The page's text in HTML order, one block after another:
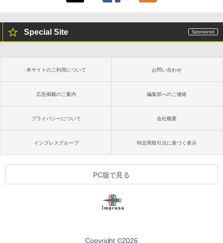
Special Site
本サイトのご利用について お問い合わせ
広告掲載のご案内 編集部へのご連絡
プライバシーについて 会社概要
インプレスグループ 特定商取引法に基づく表示
PC版で見る
Copyright ©2026